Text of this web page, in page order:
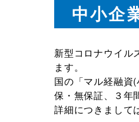
中小企
新型コロナウイル
ます。
国の「マル経融資
保・無保証、３年
詳細につきまして